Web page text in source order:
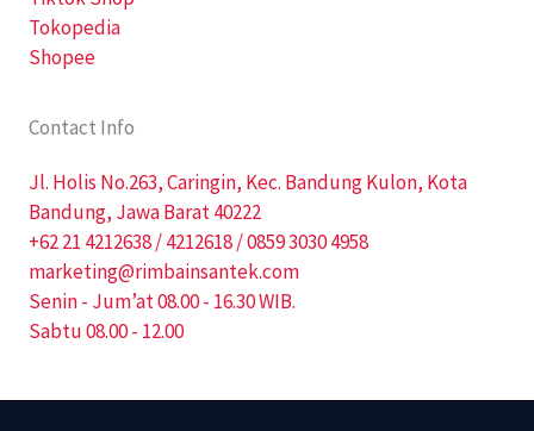
Tokopedia
Shopee
Contact Info
Jl. Holis No.263, Caringin, Kec. Bandung Kulon, Kota
Bandung, Jawa Barat 40222
+62 21 4212638 / 4212618 / 0859 3030 4958
marketing@rimbainsantek.com
Senin - Jum’at 08.00 - 16.30 WIB.
Sabtu 08.00 - 12.00